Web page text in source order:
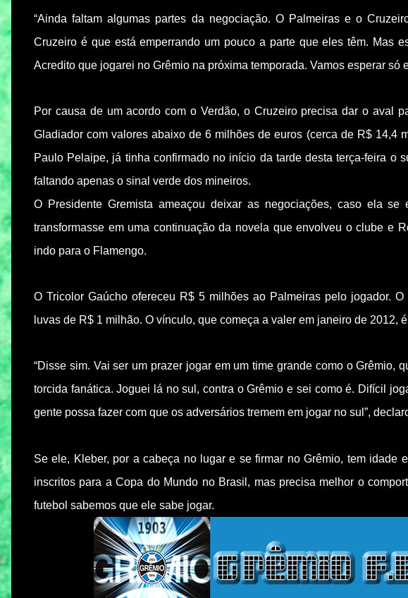
“Ainda faltam algumas partes da negociação. O Palmeiras e o
Cruzeiro é que está emperrando um pouco a parte que eles têm. Mas
Acredito que jogarei no Grêmio na próxima temporada. Vamos esperar só
Por causa de um acordo com o Verdão, o Cruzeiro precisa dar o aval
Gladiador com valores abaixo de 6 milhões de euros (cerca de R$ 14,4
Paulo Pelaipe, já tinha confirmado no início da tarde desta terça-feira o
faltando apenas o sinal verde dos mineiros.
O Presidente Gremista ameaçou deixar as negociações, caso ela
transformasse em uma continuação da novela que envolveu o clube e
indo para o Flamengo.
O Tricolor Gaúcho ofereceu R$ 5 milhões ao Palmeiras pelo jogador.
luvas de R$ 1 milhão. O vínculo, que começa a valer em janeiro de 2012,
“Disse sim. Vai ser um prazer jogar em um time grande como o Grêmio,
torcida fanática. Joguei lá no sul, contra o Grêmio e sei como é. Difícil
gente possa fazer com que os adversários tremem em jogar no sul”,
Se ele, Kleber, por a cabeça no lugar e se firmar no Grêmio, tem idade
inscritos para a Copa do Mundo no Brasil, mas precisa melhor o
futebol sabemos que ele sabe jogar.